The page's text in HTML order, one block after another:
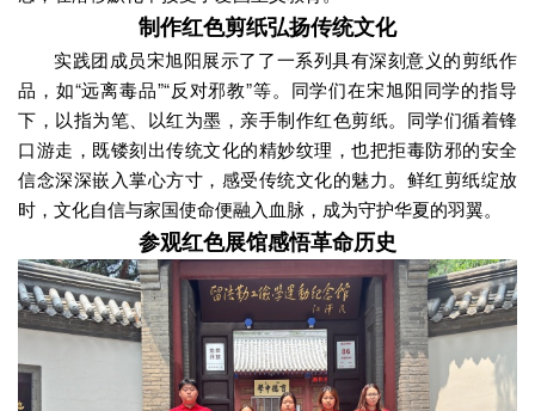
制作红色剪纸弘扬传统文化
实践团成员宋旭阳展示了了一系列具有深刻意义的剪纸作
品，如“远离毒品”“反对邪教”等。同学们在宋旭阳同学的指导
下，以指为笔、以红为墨，亲手制作红色剪纸。同学们循着锋
口游走，既镂刻出传统文化的精妙纹理，也把拒毒防邪的安全
信念深深嵌入掌心方寸，感受传统文化的魅力。鲜红剪纸绽放
时，文化自信与家国使命便融入血脉，成为守护华夏的羽翼。
参观红色展馆感悟革命历史